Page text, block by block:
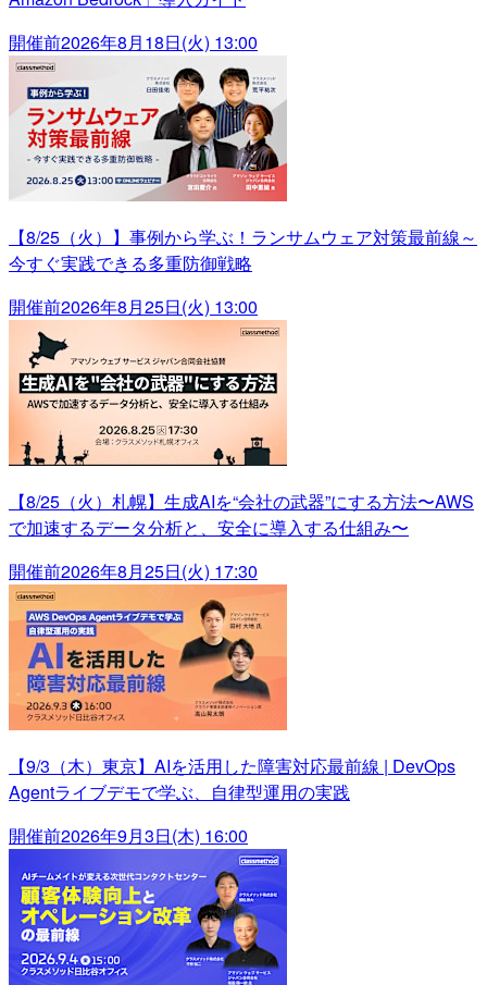
開催前2026年8月18日(火) 13:00
【8/25（火）】事例から学ぶ！ランサムウェア対策最前線～
今すぐ実践できる多重防御戦略
開催前2026年8月25日(火) 13:00
【8/25（火）札幌】生成AIを“会社の武器”にする方法〜AWS
で加速するデータ分析と、安全に導入する仕組み〜
開催前2026年8月25日(火) 17:30
【9/3（木）東京】AIを活用した障害対応最前線 | DevOps
Agentライブデモで学ぶ、自律型運用の実践
開催前2026年9月3日(木) 16:00